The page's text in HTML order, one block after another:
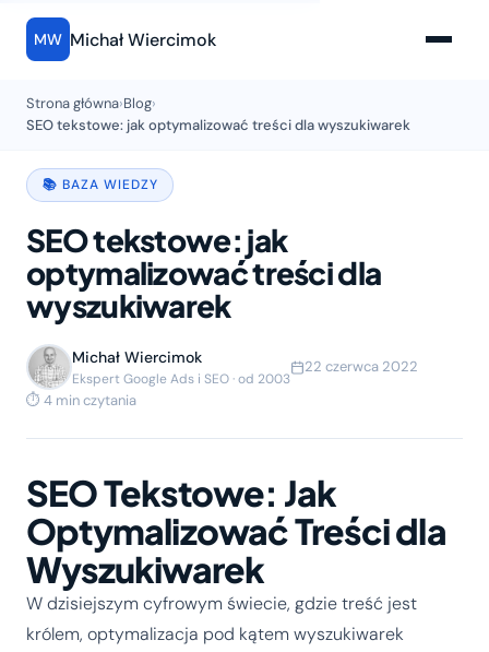
MW Michał Wiercimok
Strona główna›Blog›
SEO tekstowe: jak optymalizować treści dla wyszukiwarek
📚 BAZA WIEDZY
SEO tekstowe: jak
optymalizować treści dla
wyszukiwarek
Michał Wiercimok
Ekspert Google Ads i SEO · od 2003
22 czerwca 2022
⏱ 4 min czytania
SEO Tekstowe: Jak
Optymalizować Treści dla
Wyszukiwarek
W dzisiejszym cyfrowym świecie, gdzie treść jest
królem, optymalizacja pod kątem wyszukiwarek